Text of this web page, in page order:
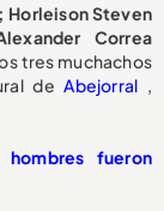
Horleison Steven
Correa
tres muchachos
deAbejorral ,
fueron